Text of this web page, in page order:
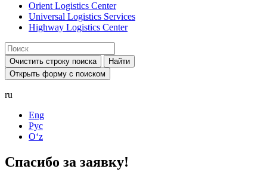
Orient Logistics Center
Universal Logistics Services
Highway Logistics Center
Очистить строку поиска
Найти
Открыть форму с поиском
ru
Eng
Рус
Oʻz
Спасибо за заявку!